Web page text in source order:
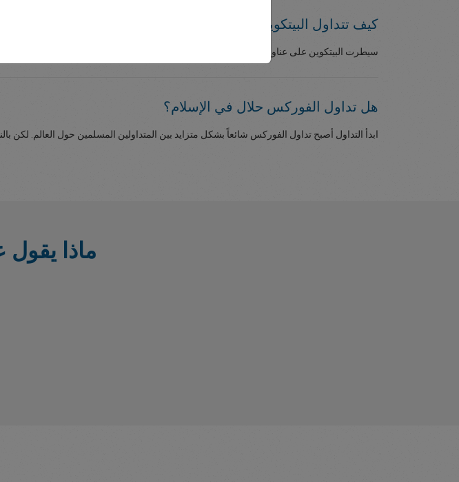
كيف تتداول البيتكوين
سيطرت البيتكوين على عناوين الأخبار منذ صعودها التاريخي المثير للإعجاب. لقد رأينا حتى
هل تداول الفوركس حلال في الإسلام؟
ابدأ التداول أصبح تداول الفوركس شائعاً بشكل متزايد بين المتداولين المسلمين حول العالم. لكن
ماذا يقول